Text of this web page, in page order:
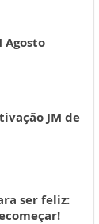
Agosto
JM de
ser feliz: